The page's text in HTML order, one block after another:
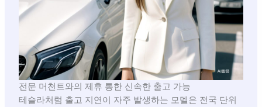
전문 머천트와의 제휴 통한 신속한 출고 가능
테슬라처럼 출고 지연이 자주 발생하는 모델은 전국 단위